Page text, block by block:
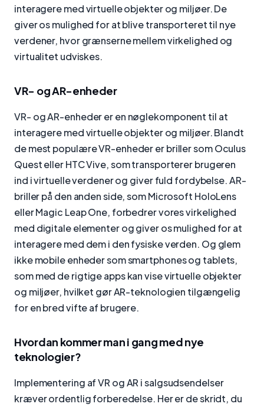
interagere med virtuelle objekter og miljøer. De
giver os mulighed for at blive transporteret til nye
verdener, hvor grænserne mellem virkelighed og
virtualitet udviskes.
VR- og AR-enheder
VR- og AR-enheder er en nøglekomponent til at
interagere med virtuelle objekter og miljøer. Blandt
de mest populære VR-enheder er briller som Oculus
Quest eller HTC Vive, som transporterer brugeren
ind i virtuelle verdener og giver fuld fordybelse. AR-
briller på den anden side, som Microsoft HoloLens
eller Magic Leap One, forbedrer vores virkelighed
med digitale elementer og giver os mulighed for at
interagere med dem i den fysiske verden. Og glem
ikke mobile enheder som smartphones og tablets,
som med de rigtige apps kan vise virtuelle objekter
og miljøer, hvilket gør AR-teknologien tilgængelig
for en bred vifte af brugere.
Hvordan kommer man i gang med nye
teknologier?
Implementering af VR og AR i salgsudsendelser
kræver ordentlig forberedelse. Her er de skridt, du